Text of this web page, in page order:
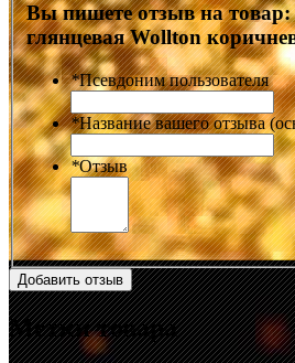
Вы пишете отзыв на товар:
глянцевая Wollton
*Псевдоним пользователя
*Название вашего отзыва
*Отзыв
Добавить отзыв
Метки товара